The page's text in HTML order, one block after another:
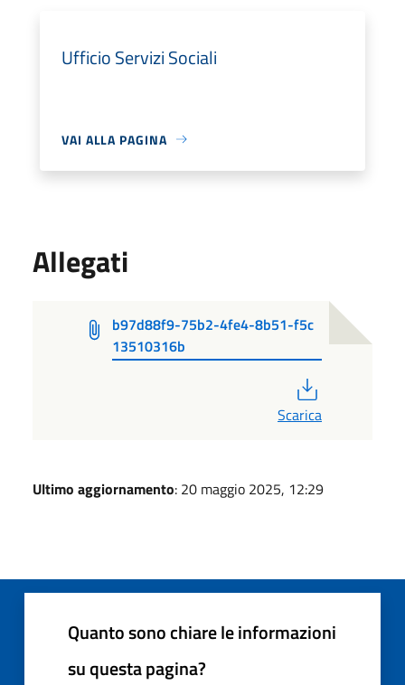
Ufficio Servizi Sociali
VAI ALLA PAGINA
Allegati
b97d88f9-75b2-4fe4-8b51-f5c
13510316b
Scarica
Ultimo aggiornamento: 20 maggio 2025, 12:29
Quanto sono chiare le informazioni
su questa pagina?